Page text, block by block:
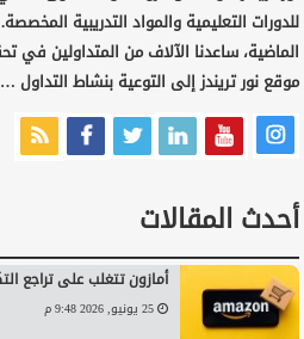
للدورات التعليمية والمواد التدريبية
الماضية، ساعدنا الآلاف من المتداولين
موقع نور تريندز إلى التوعية بنشاط التداول
أحدث المقالات
أمازون تتغلب على تراجع
25 يونيو, 2026 9:48 م